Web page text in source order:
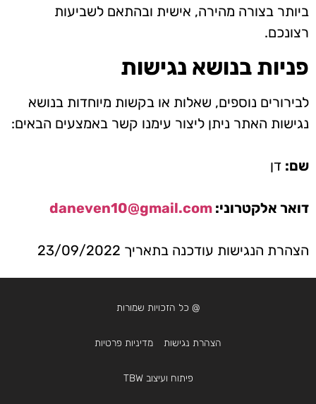
ביותר בצורה מהירה, אישית ובהתאם לשביעות
רצונכם.
פניות בנושא נגישות
לבירורים נוספים, שאלות או בקשות מיוחדות בנושא
נגישות האתר ניתן ליצור עימנו קשר באמצעים הבאים:
שם: דן
דואר אלקטרוני: daneven10@gmail.com
הצהרת הנגישות עודכנה בתאריך 23/09/2022
@ כל הזכויות שמורות
הצהרת נגישות מדיניות פרטיות
פיתוח ועיצוב TBW